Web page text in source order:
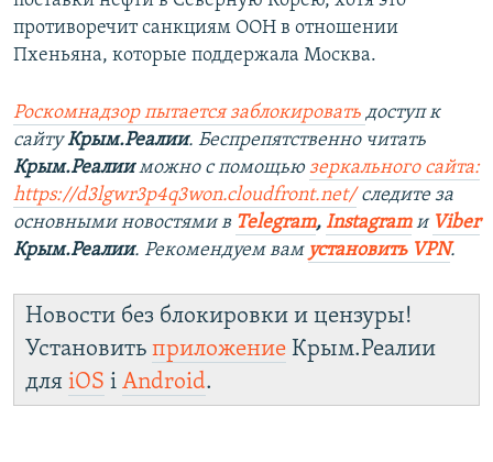
противоречит санкциям ООН в отношении
Пхеньяна, которые поддержала Москва.
Роскомнадзор пытается заблокировать доступ к
сайтуКрым.Реалии. Беспрепятственно читать
Крым.Реалииможно с помощью зеркального сайта:
https://d3lgwr3p4q3won.cloudfront.net/следите за
основными новостями в Telegram, Instagramи Viber
Крым.Реалии. Рекомендуем вам установить VPN.
Новости без блокировки и цензуры!
Установить приложение Крым.Реалии
для iOS і Android.